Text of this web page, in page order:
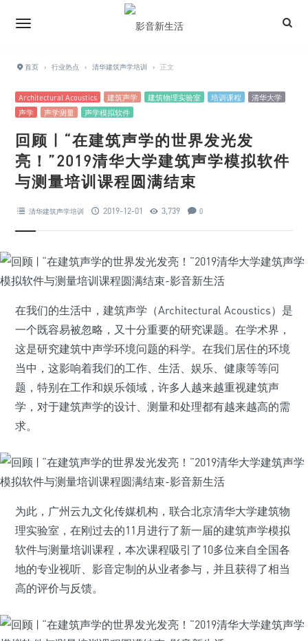
首页 › 行业热点 › 清华建筑声学培训 › 正文
Architectural Acoustics 建筑声学 建筑物理实验室 培训课程
清华大学
声学
声学测量 声学模拟软件
回顾 | “在建筑声学的世界发光发
亮！”2019清华大学建筑声学模拟软件
与测量培训课程圆满结束
清华建筑声学培训 2019-12-01 3,739 0
在我们的生活中，建筑声学（Architectural Acoustics）是
一个既容易被忽略，又十分重要的研究课题。在学术界，
这是研究建筑中声学环境问题的科学。在我们居住的环境
当中，这影响着我们的工作、生活、娱乐、健康等等问
题，特别在工作和娱乐领域，许多人越来越重视建筑声
学，对于建筑声学的设计、测量和处理都有越来越高的需
求。
为此，广州云九文化传媒机构，联合北京清华大学建筑物
理实验室，在刚过去的11月进行了新一届的建筑声学模拟
软件与测量培训课程，本次课程吸引了10多位来自全国各
地的专业视听、影音定制的从业者参与，并且获得了相当
高的评价与反馈。